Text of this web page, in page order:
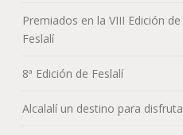
Premiados en la VIII Edición
Feslalí
8ª Edición de Feslalí
Alcalalí un destino para